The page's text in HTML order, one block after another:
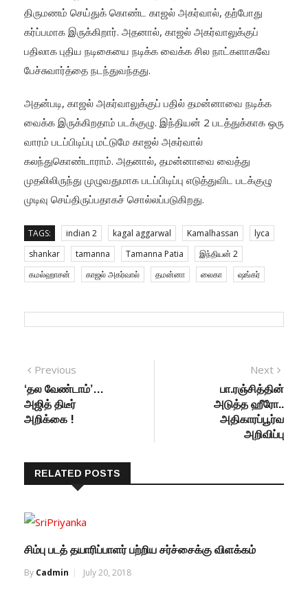
திருமணம் செய்துக் கொண்ட காஜல் அகர்வால், தற்போது
கர்ப்பமாக இருக்கிறார். அதனால், காஜல் அகர்வாலுக்குப்
பதிலாக புதிய நடிகையை நடிக்க வைக்க சில நாட்களாகவே
பேச்சுவார்த்தை நடந்துவந்தது.
அதன்படி, காஜல் அகர்வாலுக்குப் பதில் தமன்னாவை நடிக்க
வைக்க இருக்கிறதாம் படக்குழு. இந்தியன் 2 படத்துக்காக ஒரு
வாரம் படப்பிடிப்பு மட்டுமே காஜல் அகர்வால்
கலந்துகொண்டாராம். அதனால், தமன்னாவை வைத்து
முதலிலிருந்து முழுவதுமாக படப்பிடிப்பு எடுத்துவிட படக்குழு
முடிவு செய்திருப்பதாகச் சொல்லப்படுகிறது.
TAGS: indian 2 kagal aggarwal Kamalhassan
lyca
shankar
tamanna Tamanna Patia
இந்தியன் 2
கமல்ஹாசன்
காஜல் அகர்வால் தமன்னா லைகா ஷங்கர்
Post navigation
Previous
‘தல வேண்டாம்’…
அஜித் திடீர்
அறிக்கை !
Next
பா.ரஞ்சித்தின்
அடுத்த ஹீரோ..
அதிகாரப்பூர்வ
அறிவிப்பு
RELATED POSTS
சிம்பு படத் தயாரிப்பாளர் பற்றிய சர்ச்சைக்கு விளக்கம்
By Cadmin July 20, 2018